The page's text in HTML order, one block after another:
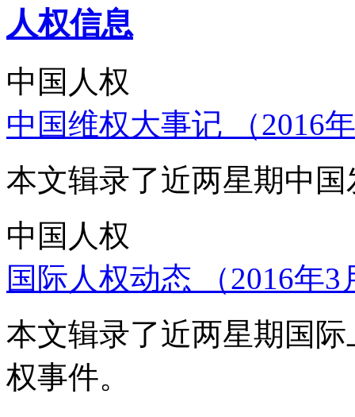
人权信息
中国人权
中国维权大事记 （2016
本文辑录了近两星期中
中国人权
国际人权动态 （2016年
本文辑录了近两星期国
权事件。